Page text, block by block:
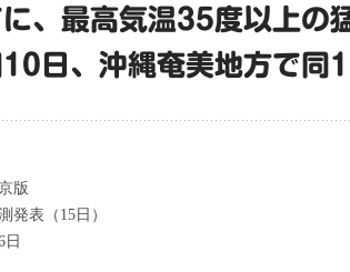
、最高気温35度以上の
日、沖縄奄美地方で同
版
発表（15日）
日